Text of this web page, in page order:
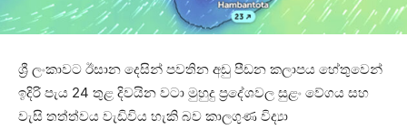
ශ්‍රී ලංකාවට ඊසාන දෙසින් පවතින අඩු පීඩන කලාපය හේතුවෙන්
ඉදිරි පැය 24 තුළ දිවයින වටා මුහුදු ප්‍රදේශවල සුළං වේගය සහ
වැසි තත්ත්වය වැඩිවිය හැකි බව කාලගුණ විද්‍යා